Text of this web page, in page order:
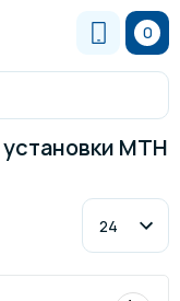
0
MTH